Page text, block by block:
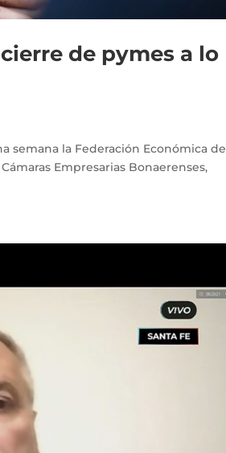
de pymes a lo
semana la Federación Económica de
Empresarias Bonaerenses,